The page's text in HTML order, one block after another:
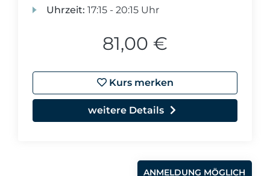
Uhrzeit: 17:15 - 20:15 Uhr
81,00 €
Kurs merken
weitere Details
ANMELDUNG MÖGLICH